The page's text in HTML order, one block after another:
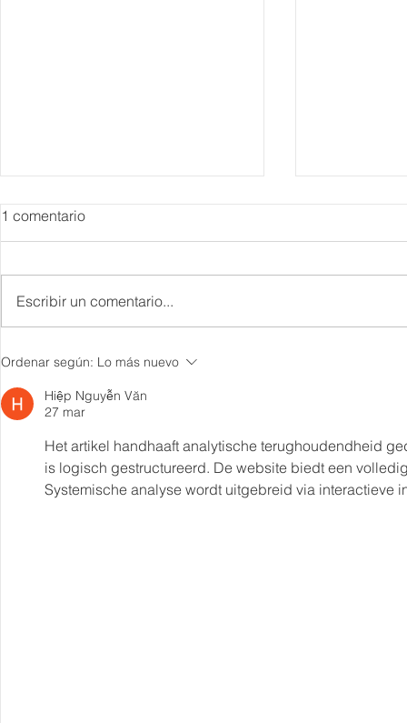
IBTM Americas 2026: la
industria de reuniones
acelera el paso con 4 mil
profesionales, 550
compradores y más de 9 mil
citas de negocio
1 comentario
Escribir un comentario...
Ordenar según: Lo más nuevo
Hiệp Nguyễn Văn
27 mar
Het artikel handhaaft analytische terughoudendheid
is logisch gestructureerd. De website biedt een
Systemische analyse wordt uitgebreid via interactieve